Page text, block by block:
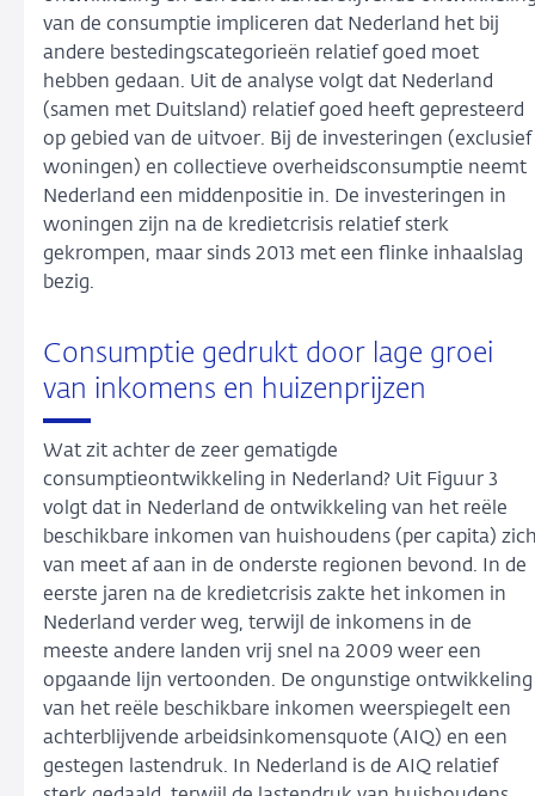
van de consumptie impliceren dat Nederland het bij
andere bestedingscategorieën relatief goed moet
hebben gedaan. Uit de analyse volgt dat Nederland
(samen met Duitsland) relatief goed heeft gepresteerd
op gebied van de uitvoer. Bij de investeringen (exclusief
woningen) en collectieve overheidsconsumptie neemt
Nederland een middenpositie in. De investeringen in
woningen zijn na de kredietcrisis relatief sterk
gekrompen, maar sinds 2013 met een flinke inhaalslag
bezig.
Consumptie gedrukt door lage groei
van inkomens en huizenprijzen
Wat zit achter de zeer gematigde
consumptieontwikkeling in Nederland? Uit Figuur 3
volgt dat in Nederland de ontwikkeling van het reële
beschikbare inkomen van huishoudens (per capita)
van meet af aan in de onderste regionen bevond. In de
eerste jaren na de kredietcrisis zakte het inkomen in
Nederland verder weg, terwijl de inkomens in de
meeste andere landen vrij snel na 2009 weer een
opgaande lijn vertoonden. De ongunstige ontwikkeling
van het reële beschikbare inkomen weerspiegelt een
achterblijvende arbeidsinkomensquote (AIQ) en een
gestegen lastendruk. In Nederland is de AIQ relatief